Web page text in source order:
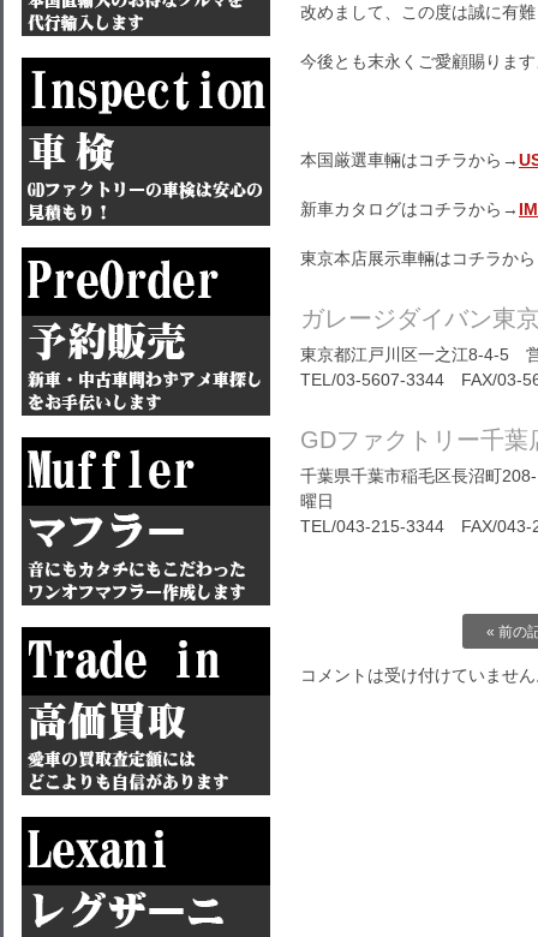
改めまして、この度は誠に有
今後とも末永くご愛顧賜りま
本国厳選車輛はコチラから→
新車カタログはコチラから→
東京本店展示車輛はコチラか
ガレージダイバン東
東京都江戸川区一之江8-4-5
TEL/03-5607-3344 FAX/03-
GDファクトリー千葉
千葉県千葉市稲毛区長沼町
曜日
TEL/043-215-3344 FAX/043-
« 前の
コメントは受け付けていませ